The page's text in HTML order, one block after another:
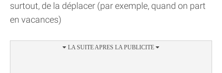
surtout, de la déplacer (par exemple, quand on part
en vacances)